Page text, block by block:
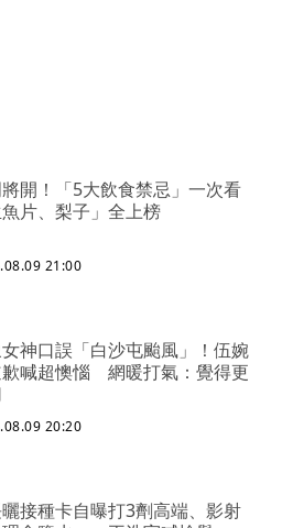
將開！「5大飲食禁忌」一次看
魚片、梨子」全上榜
21:00
神口誤「白沙屯颱風」！伍婉
喊超懊惱 網暖打氣：覺得更
20:20
接種卡自曝打3劑高端、影射